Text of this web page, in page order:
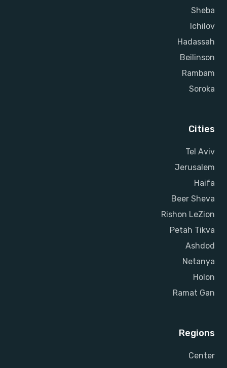
Sheba
Ichilov
Hadassah
Beilinson
Rambam
Soroka
Cities
Tel Aviv
Jerusalem
Haifa
Beer Sheva
Rishon LeZion
Petah Tikva
Ashdod
Netanya
Holon
Ramat Gan
Regions
Center